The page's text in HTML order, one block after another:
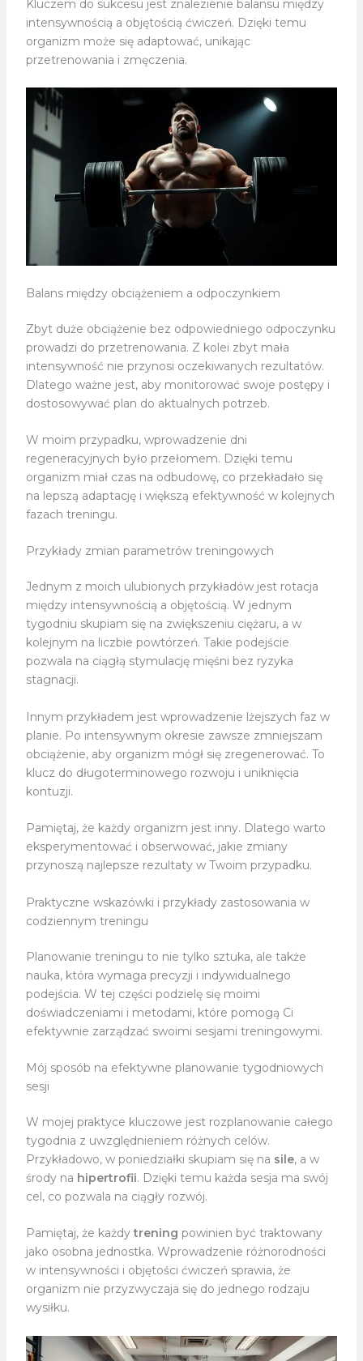
Kluczem do sukcesu jest znalezienie balansu między
intensywnością a objętością ćwiczeń. Dzięki temu
organizm może się adaptować, unikając
przetrenowania i zmęczenia.
Balans między obciążeniem a odpoczynkiem
Zbyt duże obciążenie bez odpowiedniego odpoczynku
prowadzi do przetrenowania. Z kolei zbyt mała
intensywność nie przynosi oczekiwanych rezultatów.
Dlatego ważne jest, aby monitorować swoje postępy i
dostosowywać plan do aktualnych potrzeb.
W moim przypadku, wprowadzenie dni
regeneracyjnych było przełomem. Dzięki temu
organizm miał czas na odbudowę, co przekładało się
na lepszą adaptację i większą efektywność w kolejnych
fazach treningu.
Przykłady zmian parametrów treningowych
Jednym z moich ulubionych przykładów jest rotacja
między intensywnością a objętością. W jednym
tygodniu skupiam się na zwiększeniu ciężaru, a w
kolejnym na liczbie powtórzeń. Takie podejście
pozwala na ciągłą stymulację mięśni bez ryzyka
stagnacji.
Innym przykładem jest wprowadzenie lżejszych faz w
planie. Po intensywnym okresie zawsze zmniejszam
obciążenie, aby organizm mógł się zregenerować. To
klucz do długoterminowego rozwoju i uniknięcia
kontuzji.
Pamiętaj, że każdy organizm jest inny. Dlatego warto
eksperymentować i obserwować, jakie zmiany
przynoszą najlepsze rezultaty w Twoim przypadku.
Praktyczne wskazówki i przykłady zastosowania w
codziennym treningu
Planowanie treningu to nie tylko sztuka, ale także
nauka, która wymaga precyzji i indywidualnego
podejścia. W tej części podzielę się moimi
doświadczeniami i metodami, które pomogą Ci
efektywnie zarządzać swoimi sesjami treningowymi.
Mój sposób na efektywne planowanie tygodniowych
sesji
W mojej praktyce kluczowe jest rozplanowanie całego
tygodnia z uwzględnieniem różnych celów.
Przykładowo, w poniedziałki skupiam się na sile, a w
środy na hipertrofii. Dzięki temu każda sesja ma swój
cel, co pozwala na ciągły rozwój.
Pamiętaj, że każdytrening powinien być traktowany
jako osobna jednostka. Wprowadzenie różnorodności
w intensywności i objętości ćwiczeń sprawia, że
organizm nie przyzwyczaja się do jednego rodzaju
wysiłku.